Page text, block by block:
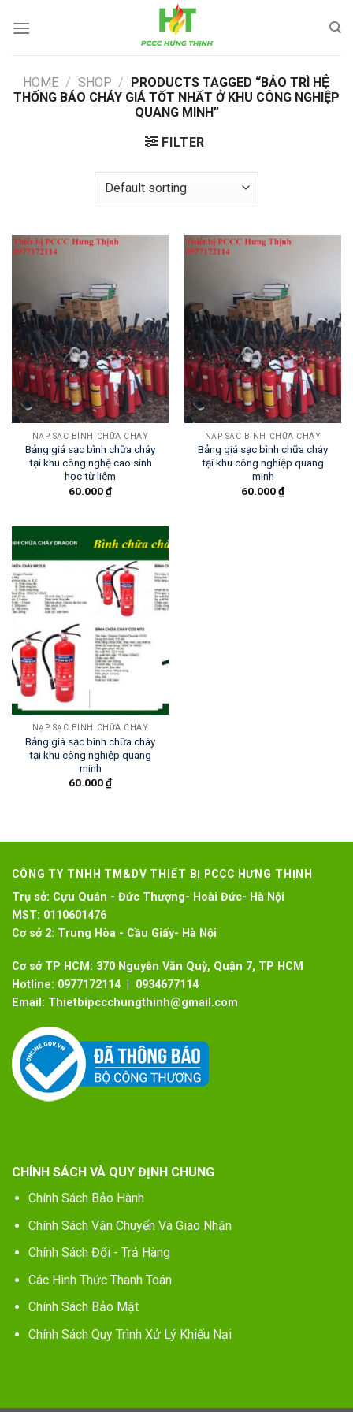
HOME / SHOP / PRODUCTS TAGGED “BẢO TRÌ HỆ
THỐNG BÁO CHÁY GIÁ TỐT NHẤT Ở KHU CÔNG NGHIỆP
QUANG MINH”
FILTER
NẠP SẠC BÌNH CHỮA CHÁY
Bảng giá sạc bình chữa cháy
tại khu công nghệ cao sinh
học từ liêm
60.000₫
NẠP SẠC BÌNH CHỮA CHÁY
Bảng giá sạc bình chữa cháy
tại khu công nghiệp quang
minh
60.000₫
NẠP SẠC BÌNH CHỮA CHÁY
Bảng giá sạc bình chữa cháy
tại khu công nghiệp quang
minh
60.000₫
CÔNG TY TNHH TM&DV THIẾT BỊ PCCC HƯNG THỊNH
Trụ sở: Cựu Quán - Đức Thượng- Hoài Đức- Hà Nội
MST: 0110601476
Cơ sở 2: Trung Hòa - Cầu Giấy- Hà Nội
Cơ sở TP HCM: 370 Nguyễn Văn Quỳ, Quận 7, TP HCM
Hotline: 0977172114 | 0934677114
Email: Thietbipccchungthinh@gmail.com
CHÍNH SÁCH VÀ QUY ĐỊNH CHUNG
Chính Sách Bảo Hành
Chính Sách Vận Chuyển Và Giao Nhận
Chính Sách Đổi - Trả Hàng
Các Hình Thức Thanh Toán
Chính Sách Bảo Mật
Chính Sách Quy Trình Xử Lý Khiếu Nại